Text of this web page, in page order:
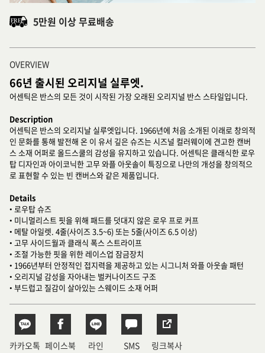
5만원 이상 무료배송
OVERVIEW
66년 출시된 오리지널 실루엣.
어센틱은 반스의 모든 것이 시작된 가장 오래된 오리지널 반스 스타일입니다.
Description
어센틱은 반스의 오리지날 실루엣입니다. 1966년에 처음 소개된 이래로 창의적
인 문화를 통해 발전해 온 이 유서 깊은 슈즈는 시즈널 컬러웨이에 견고한 캔버
스 소재 어퍼로 올드스쿨의 감성을 유지하고 있습니다. 어센틱은 클래식한 로우
탑 디자인과 아이코닉한 고무 와플 아웃솔이 특징으로 나만의 개성을 창의적으
로 표현할 수 있는 빈 캔버스와 같은 제품입니다.
Details
• 로우탑 슈즈
• 미니멀리스트 핏을 위해 패드를 덧대지 않은 로우 프로 커프
• 메탈 아일렛. 4줄(사이즈 3.5~6) 또는 5줄(사이즈 6.5 이상)
• 고무 사이드월과 클래식 폭스 스트라이프
• 조절 가능한 핏을 위한 레이스업 잠금장치
• 1966년부터 안정적인 접지력을 제공하고 있는 시그니처 와플 아웃솔 패턴
• 오리지널 감성을 자아내는 벌커나이즈드 구조
• 부드럽고 질감이 살아있는 스웨이드 소재 어퍼
카카오톡 페이스북 라인 SMS 링크복사